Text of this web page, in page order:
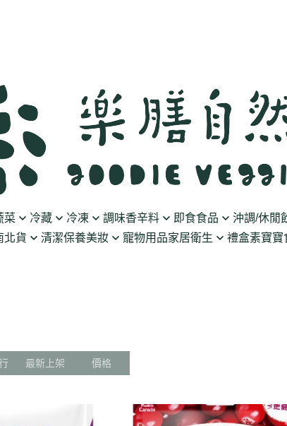
菜 冷藏 冷凍
素三牲
調味香辛料
即煮醬/湯/咖哩
即食食品
高湯/湯底
沖調/休閒
北貨 清潔保養美妝
植芮堂
寵物用品家居衛生 禮盒素寶寶
最新上架 價格